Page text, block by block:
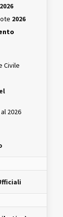
2026
Civile
2026